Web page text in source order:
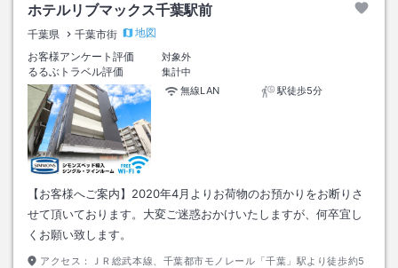
ホテルリブマックス千葉駅前
千葉県 千葉市街
地図
お客様アンケート評価
対象外
るるぶトラベル評価
集計中
無線LAN
駅徒歩5分
【お客様へご案内】2020年4月よりお荷物のお預かりをお断りさ
せて頂いております。大変ご迷惑おかけいたしますが、何卒宜し
くお願い致します。
アクセス：
ＪＲ総武本線、千葉都市モノレール「千葉」駅より徒歩約5